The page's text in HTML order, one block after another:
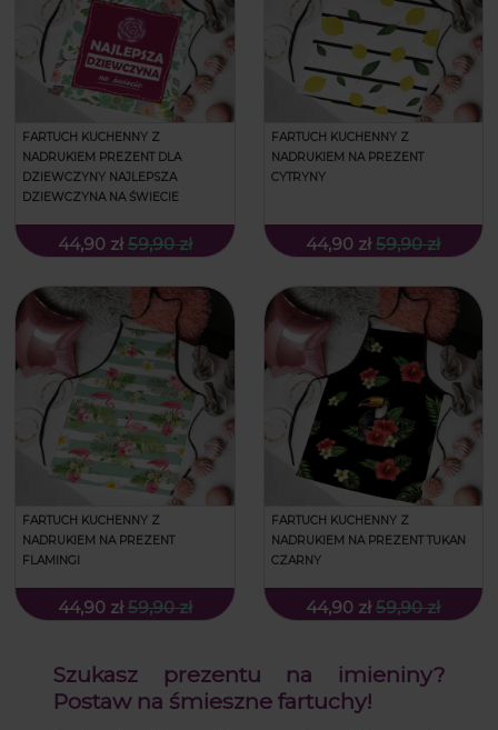
FARTUCH KUCHENNY Z
NADRUKIEM PREZENT DLA
DZIEWCZYNY NAJLEPSZA
DZIEWCZYNA NA ŚWIECIE
44,90 zł 59,90 zł
FARTUCH KUCHENNY Z
NADRUKIEM NA PREZENT
CYTRYNY
44,90 zł 59,90 zł
FARTUCH KUCHENNY Z
NADRUKIEM NA PREZENT
FLAMINGI
44,90 zł 59,90 zł
FARTUCH KUCHENNY Z
NADRUKIEM NA PREZENT TUKAN
CZARNY
44,90 zł 59,90 zł
Szukasz prezentu na imieniny?
Postaw na śmieszne fartuchy!